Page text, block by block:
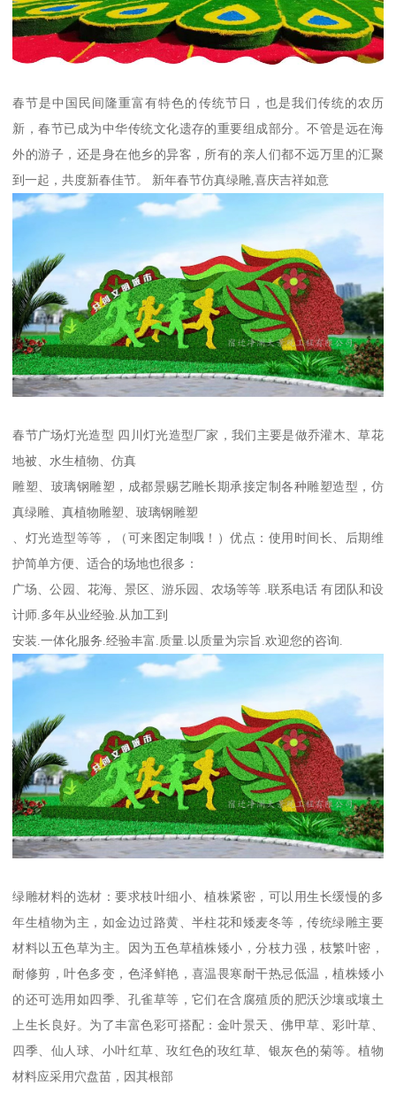
春节是中国民间隆重富有特色的传统节日，也是我们传统的农历
新，春节已成为中华传统文化遗存的重要组成部分。不管是远在海
外的游子，还是身在他乡的异客，所有的亲人们都不远万里的汇聚
到一起，共度新春佳节。 新年春节仿真绿雕,喜庆吉祥如意
春节广场灯光造型 四川灯光造型厂家，我们主要是做乔灌木、草花
地被、水生植物、仿真
雕塑、玻璃钢雕塑，成都景赐艺雕长期承接定制各种雕塑造型，仿
真绿雕、真植物雕塑、玻璃钢雕塑
、灯光造型等等，（可来图定制哦！）优点：使用时间长、后期维
护简单方便、适合的场地也很多：
广场、公园、花海、景区、游乐园、农场等等 .联系电话 有团队和设
计师.多年从业经验.从加工到
安装.一体化服务.经验丰富.质量.以质量为宗旨.欢迎您的咨询.
绿雕材料的选材：要求枝叶细小、植株紧密，可以用生长缓慢的多
年生植物为主，如金边过路黄、半柱花和矮麦冬等，传统绿雕主要
材料以五色草为主。因为五色草植株矮小，分枝力强，枝繁叶密，
耐修剪，叶色多变，色泽鲜艳，喜温畏寒耐干热忌低温，植株矮小
的还可选用如四季、孔雀草等，它们在含腐殖质的肥沃沙壤或壤土
上生长良好。为了丰富色彩可搭配：金叶景天、佛甲草、彩叶草、
四季、仙人球、小叶红草、玫红色的玫红草、银灰色的菊等。植物
材料应采用穴盘苗，因其根部